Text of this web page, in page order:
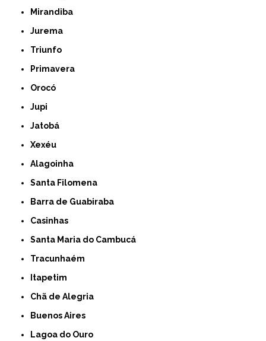
Mirandiba
Jurema
Triunfo
Primavera
Orocó
Jupi
Jatobá
Xexéu
Alagoinha
Santa Filomena
Barra de Guabiraba
Casinhas
Santa Maria do Cambucá
Tracunhaém
Itapetim
Chã de Alegria
Buenos Aires
Lagoa do Ouro